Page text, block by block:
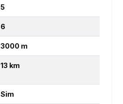
5
6
3000 m
13 km
Sim